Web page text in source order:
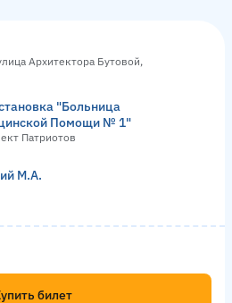
Архитектора Бутовой,
"Больница
Помощи № 1"
Патриотов
билет
М.А.